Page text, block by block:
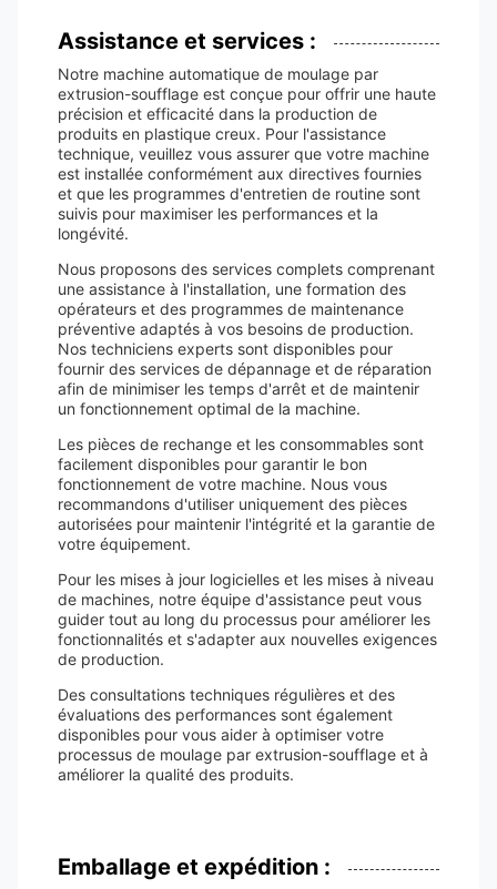
Assistance et services :
Notre machine automatique de moulage par
extrusion-soufflage est conçue pour offrir une haute
précision et efficacité dans la production de
produits en plastique creux. Pour l'assistance
technique, veuillez vous assurer que votre machine
est installée conformément aux directives fournies
et que les programmes d'entretien de routine sont
suivis pour maximiser les performances et la
longévité.
Nous proposons des services complets comprenant
une assistance à l'installation, une formation des
opérateurs et des programmes de maintenance
préventive adaptés à vos besoins de production.
Nos techniciens experts sont disponibles pour
fournir des services de dépannage et de réparation
afin de minimiser les temps d'arrêt et de maintenir
un fonctionnement optimal de la machine.
Les pièces de rechange et les consommables sont
facilement disponibles pour garantir le bon
fonctionnement de votre machine. Nous vous
recommandons d'utiliser uniquement des pièces
autorisées pour maintenir l'intégrité et la garantie de
votre équipement.
Pour les mises à jour logicielles et les mises à niveau
de machines, notre équipe d'assistance peut vous
guider tout au long du processus pour améliorer les
fonctionnalités et s'adapter aux nouvelles exigences
de production.
Des consultations techniques régulières et des
évaluations des performances sont également
disponibles pour vous aider à optimiser votre
processus de moulage par extrusion-soufflage et à
améliorer la qualité des produits.
Emballage et expédition :